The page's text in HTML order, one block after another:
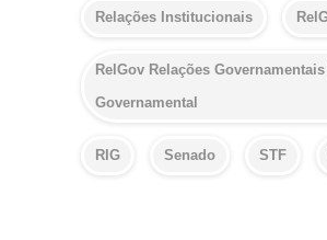
Relações Institucionais
RelGov Relações
Governamental
RIG Senado STF